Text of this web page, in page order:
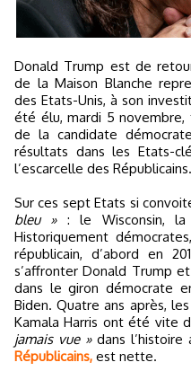
Donald Trump est de retour aux affaires. L’ancien locataire
de la Maison Blanche
des Etats-Unis, à son
été élu, mardi 5 novembre,
de la candidate
résultats dans les Etats-
l’escarcelle des Républicains.
Sur ces sept Etats si
bleu »: le Wisconsin, la
Historiquement
républicain, d’abord en
s’affronter Donald Trump
dans le giron démocrate
Biden. Quatre ans après,
Kamala Harris ont été vite
jamais vue »dans l’histoire
Républicains, est nette.